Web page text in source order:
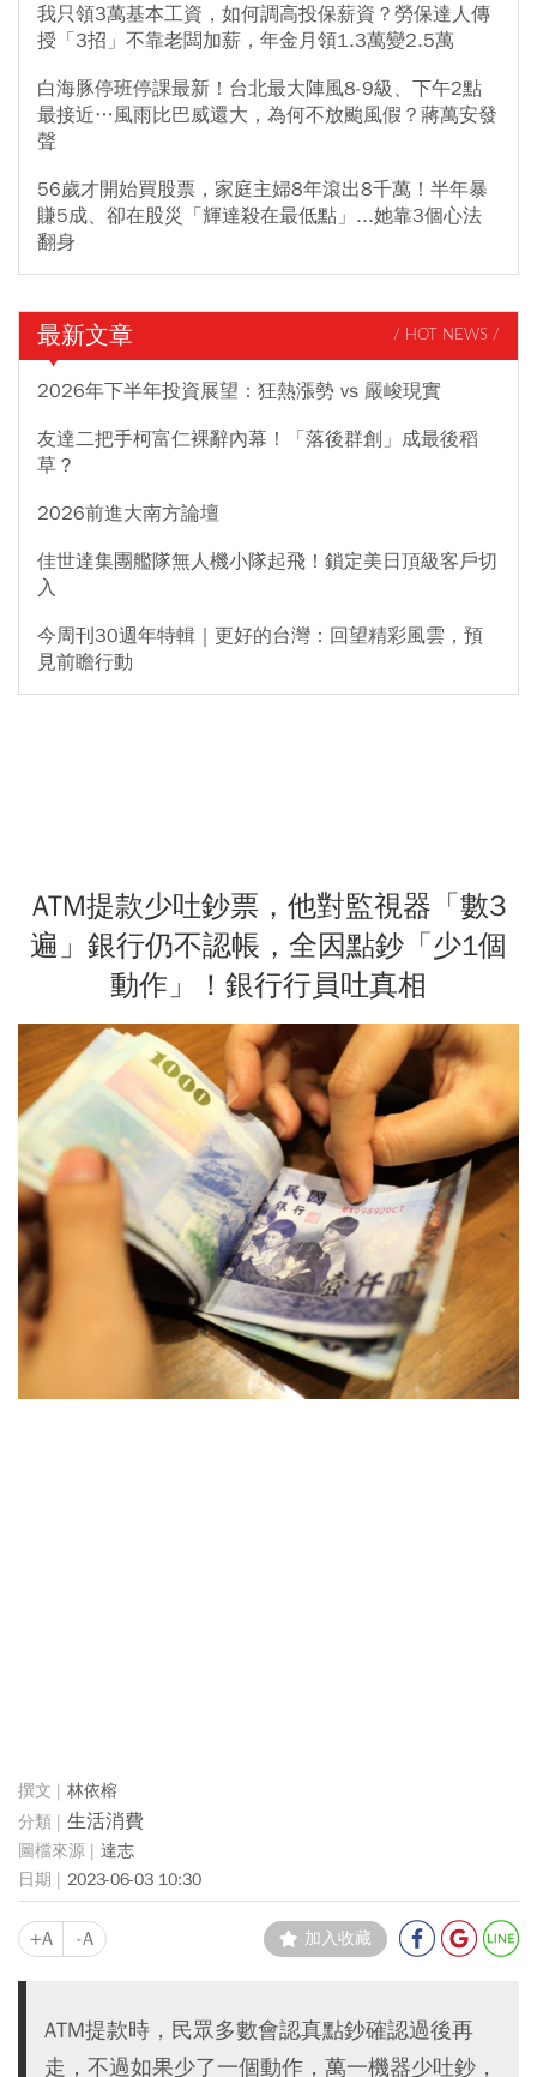
我只領3萬基本工資，如何調高投保薪資？勞保達人傳
授「3招」不靠老闆加薪，年金月領1.3萬變2.5萬
白海豚停班停課最新！台北最大陣風8-9級、下午2點
最接近…風雨比巴威還大，為何不放颱風假？蔣萬安發
聲
56歲才開始買股票，家庭主婦8年滾出8千萬！半年暴
賺5成、卻在股災「輝達殺在最低點」...她靠3個心法
翻身
最新文章 / HOT NEWS /
2026年下半年投資展望：狂熱漲勢 vs 嚴峻現實
友達二把手柯富仁裸辭內幕！「落後群創」成最後稻
草？
2026前進大南方論壇
佳世達集團艦隊無人機小隊起飛！鎖定美日頂級客戶切
入
今周刊30週年特輯｜更好的台灣：回望精彩風雲，預
見前瞻行動
ATM提款少吐鈔票，他對監視器「數3
遍」銀行仍不認帳，全因點鈔「少1個
動作」！銀行行員吐真相
林依榕
生活消費
達志
2023-06-03 10:30
+A -A 加入收藏
ATM提款時，民眾多數會認真點鈔確認過後再
走，不過如果少了一個動作，萬一機器少吐鈔，